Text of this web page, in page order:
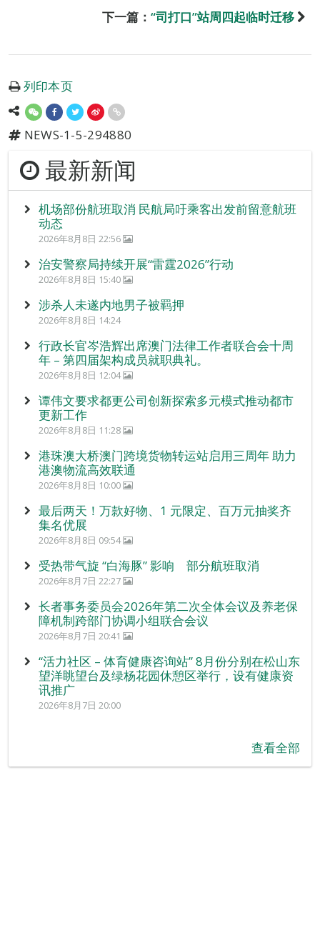
下一篇： “司打口”站周四起临时迁移
列印本页
NEWS-1-5-294880
最新新闻
机场部份航班取消 民航局吁乘客出发前留意航班
动态
2026年8月8日 22:56
治安警察局持续开展“雷霆2026”行动
2026年8月8日 15:40
涉杀人未遂内地男子被羁押
2026年8月8日 14:24
行政长官岑浩辉出席澳门法律工作者联合会十周
年 – 第四届架构成员就职典礼。
2026年8月8日 12:04
谭伟文要求都更公司创新探索多元模式推动都市
更新工作
2026年8月8日 11:28
港珠澳大桥澳门跨境货物转运站启用三周年 助力
港澳物流高效联通
2026年8月8日 10:00
最后两天！万款好物、1 元限定、百万元抽奖齐
集名优展
2026年8月8日 09:54
受热带气旋 “白海豚” 影响 部分航班取消
2026年8月7日 22:27
长者事务委员会2026年第二次全体会议及养老保
障机制跨部门协调小组联合会议
2026年8月7日 20:41
“活力社区 – 体育健康咨询站” 8月份分别在松山东
望洋眺望台及绿杨花园休憩区举行，设有健康资
讯推广
2026年8月7日 20:00
查看全部